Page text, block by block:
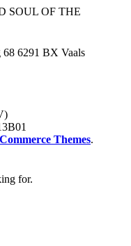
SOUL OF THE
68 6291 BX Vaals
Themes.
for.